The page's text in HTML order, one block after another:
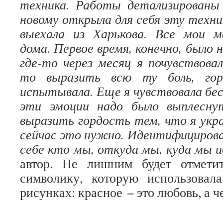
техника. Работы
новому открыла для себя эту
выехала из Харькова. Все мои
дома. Первое время, конечно, было
где-то через месяц я
то выразить всю ту боль,
испытывала. Еще я чувствовала
эти эмоции надо было
выразить гордость тем, что я
сейчас это нужно.
себе кто мы, откуда мы, куда мы
автор. Не лишним будет
символику, которую
рисунках: красное − это любовь, а